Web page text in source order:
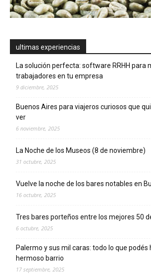
ultimas experiencias
La solución perfecta: software RRHH para
trabajadores en tu empresa
9 diciembre, 2025
Buenos Aires para viajeros curiosos que
ver
6 noviembre, 2025
La Noche de los Museos (8 de noviembre)
31 octubre, 2025
Vuelve la noche de los bares notables en
16 octubre, 2025
Tres bares porteños entre los mejores 50
6 octubre, 2025
Palermo y sus mil caras: todo lo que podés
hermoso barrio
17 septiembre, 2025